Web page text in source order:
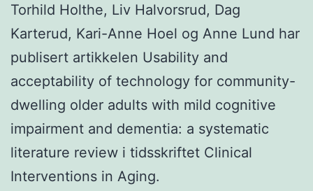
Torhild Holthe, Liv Halvorsrud, Dag
Karterud, Kari-Anne Hoel og Anne Lund har
publisert artikkelen Usability and
acceptability of technology for community-
dwelling older adults with mild cognitive
impairment and dementia: a systematic
literature review i tidsskriftet Clinical
Interventions in Aging.